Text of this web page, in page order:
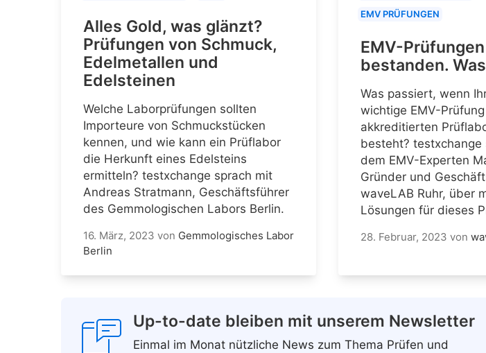
Alles Gold, was glänzt?
Prüfungen von Schmuck,
Edelmetallen und
Edelsteinen
Welche Laborprüfungen sollten
Importeure von Schmuckstücken
kennen, und wie kann ein Prüflabor
die Herkunft eines Edelsteins
ermitteln? testxchange sprach mit
Andreas Stratmann, Geschäftsführer
des Gemmologischen Labors Berlin.
16. März, 2023 von Gemmologisches Labor
Berlin
EMV PRÜFUNGEN
EMV-
bestanden.
Was passiert, wenn
wichtige EMV-
akkreditierten
besteht? testxchange
dem EMV-Experten
Gründer und
waveLAB Ruhr, über
Lösungen für dieses
28. Februar, 2023 von
Up-to-date bleiben mit unserem Newsletter
Einmal im Monat nützliche News zum Thema Prüfen und